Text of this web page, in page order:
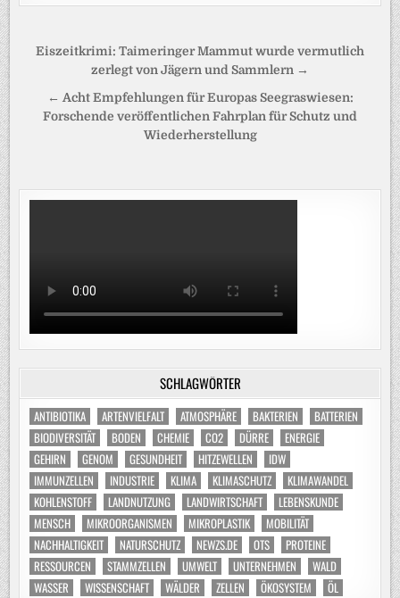
Beitragsnavigation
Eiszeitkrimi: Taimeringer Mammut wurde vermutlich
zerlegt von Jägern und Sammlern →
← Acht Empfehlungen für Europas Seegraswiesen:
Forschende veröffentlichen Fahrplan für Schutz und
Wiederherstellung
SCHLAGWÖRTER
ANTIBIOTIKA ARTENVIELFALT ATMOSPHÄRE BAKTERIEN
BATTERIEN
BIODIVERSITÄT
BODEN CHEMIE CO2 DÜRRE
ENERGIE
GEHIRN
GENOM GESUNDHEIT HITZEWELLEN
IDW
IMMUNZELLEN
INDUSTRIE KLIMA KLIMASCHUTZ
KLIMAWANDEL
KOHLENSTOFF
LANDNUTZUNG LANDWIRTSCHAFT
LEBENSKUNDE
MENSCH
MIKROORGANISMEN MIKROPLASTIK
MOBILITÄT
NACHHALTIGKEIT
NATURSCHUTZ NEWZS.DE OTS
PROTEINE
RESSOURCEN
STAMMZELLEN UMWELT UNTERNEHMEN
WALD
WASSER
WISSENSCHAFT WÄLDER ZELLEN ÖKOSYSTEM ÖL